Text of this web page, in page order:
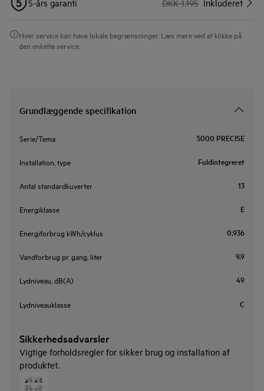
5-års garanti DKK 1.195 Inkluderet
Hver service kan have lokale begrænsninger. Læs mere ved at klikke på
den enkelte service.
Grundlæggende specifikation
Serie/Tema 5000 PRECISE
Installation, type Fuldintegreret
Antal standardkuverter 13
Energiklasse E
Energiforbrug kWh/cyklus 0.936
Vandforbrug pr. gang, liter 9.9
Lydniveau, dB(A) 49
Lydniveauklasse C
Sikkerhedsadvarsler
Vigtige forholdsregler for sikker brug og installation af
produktet.